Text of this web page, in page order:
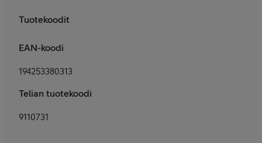
Tuotekoodit
EAN-koodi
194253380313
Telian tuotekoodi
9110731